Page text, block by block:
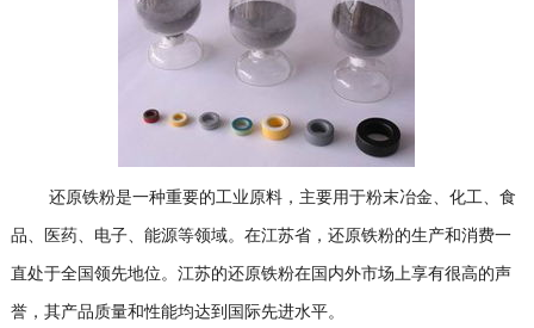
还原铁粉是一种重要的工业原料，主要用于粉末冶金、化工、食
品、医药、电子、能源等领域。在江苏省，还原铁粉的生产和消费一
直处于全国领先地位。江苏的还原铁粉在国内外市场上享有很高的声
誉，其产品质量和性能均达到国际先进水平。